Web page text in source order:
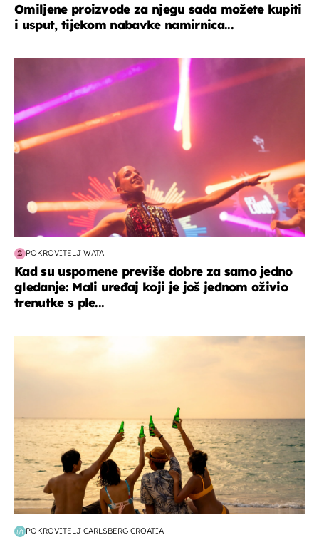
Omiljene proizvode za njegu sada možete kupiti
i usput, tijekom nabavke namirnica...
POKROVITELJ WATA
Kad su uspomene previše dobre za samo jedno
gledanje: Mali uređaj koji je još jednom oživio
trenutke s ple...
POKROVITELJ CARLSBERG CROATIA